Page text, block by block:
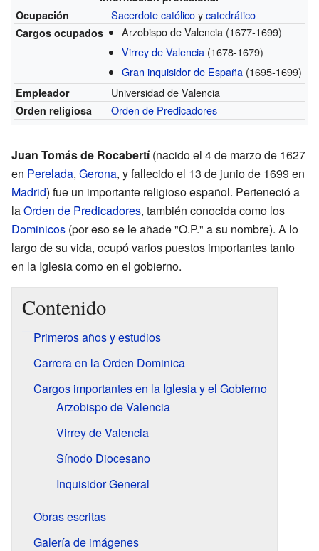
Ocupación
Sacerdote católicoycatedrático
Cargos ocupados Arzobispo de Valencia (1677-1699)
Virrey de Valencia (1678-1679)
Gran inquisidor de España (1695-1699)
Empleador Universidad de Valencia
Orden religiosa Orden de Predicadores
Juan Tomás de Rocabertí(nacido el 4 de marzo de 1627
en Perelada, Gerona, y fallecido el 13 de junio de 1699 en
Madrid) fue un importante religioso español. Perteneció a
laOrden de Predicadores, también conocida como los
Dominicos (por eso se le añade "O.P." a su nombre). A lo
largo de su vida, ocupó varios puestos importantes tanto
en la Iglesia como en el gobierno.
Contenido
Primeros años y estudios
Carrera en la Orden Dominica
Cargos importantes en la Iglesia y el Gobierno
Arzobispo de Valencia
Virrey de Valencia
Sínodo Diocesano
Inquisidor General
Obras escritas
Galería de imágenes